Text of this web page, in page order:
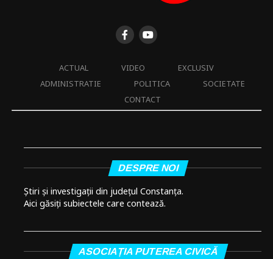
ACTUAL VIDEO
EXCLUSIV
ADMINISTRATIE
POLITICA
SOCIETATE
CONTACT
DESPRE NOI
Știri și investigații din județul Constanța.
Aici găsiți subiectele care contează.
ASOCIAȚIA PUTEREA CIVICĂ